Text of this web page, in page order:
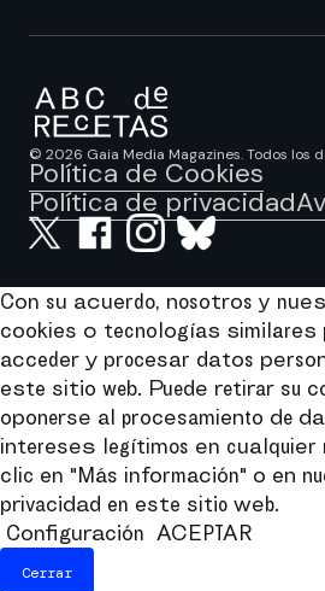
© 2026 Gaia Media Magazines. Todos los
Política de Cookies
Política de privacidad
Con su acuerdo, nosotros y
cookies o tecnologías similares
acceder y procesar datos
este sitio web. Puede retirar su
oponerse al procesamiento de
intereses legítimos en cualquier
clic en "Más información" o en
privacidad en este sitio web.
Configuración
ACEPTAR
Cerrar